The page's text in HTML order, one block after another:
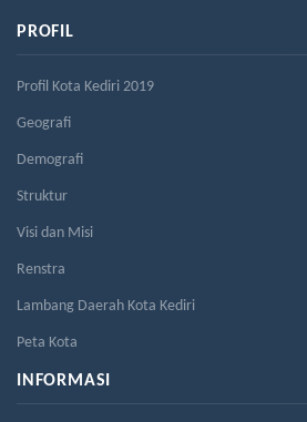
PROFIL
Profil Kota Kediri 2019
Geografi
Demografi
Struktur
Visi dan Misi
Renstra
Lambang Daerah Kota Kediri
Peta Kota
INFORMASI